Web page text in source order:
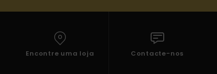
Encontre uma loja Contacte-nos